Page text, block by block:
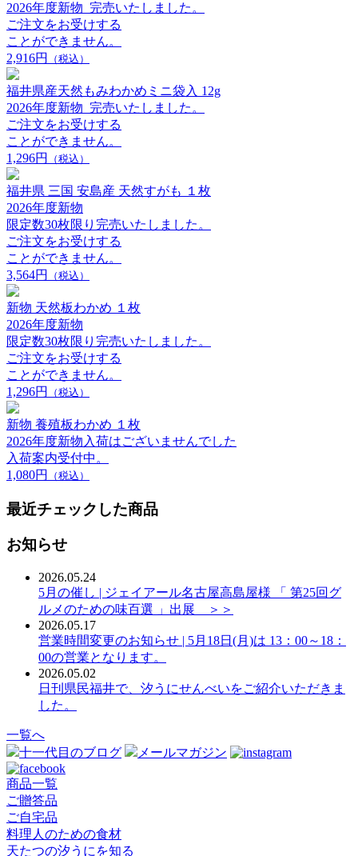
2026年度新物_完売いたしました。
ご注文をお受けする
ことができません。
2,916円
（税込）
福井県産天然もみわかめミニ袋入 12g
2026年度新物_完売いたしました。
ご注文をお受けする
ことができません。
1,296円
（税込）
福井県 三国 安島産 天然すがも １枚
2026年度新物
限定数30枚限り完売いたしました。
ご注文をお受けする
ことができません。
3,564円
（税込）
新物 天然板わかめ １枚
2026年度新物
限定数30枚限り完売いたしました。
ご注文をお受けする
ことができません。
1,296円
（税込）
新物 養殖板わかめ １枚
2026年度新物入荷はございませんでした
入荷案内受付中。
1,080円
（税込）
最近チェックした商品
お知らせ
2026.05.24
5月の催し | ジェイアール名古屋高島屋様 「 第25回グ
ルメのための味百選 」出展 ＞＞
2026.05.17
営業時間変更のお知らせ | 5月18日(月)は 13：00～18：
00の営業となります。
2026.05.02
日刊県民福井で、汐うにせんべいをご紹介いただきま
した。
一覧へ
十一代目のブログ
メールマガジン
商品一覧
ご贈答品
ご自宅品
料理人のための食材
天たつの汐うにを知る